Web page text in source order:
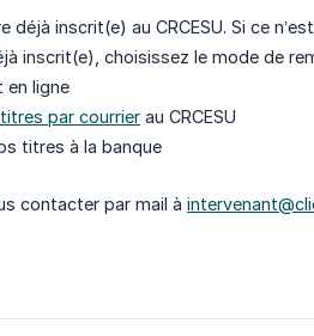
déjà inscrit(e) au CRCESU. Si ce
inscrit(e), choisissez le mode de
en ligne
par courrier au CRCESU
titres à la banque
contacter par mail à